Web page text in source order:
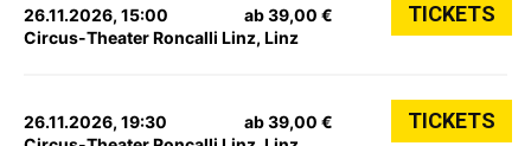
26.11.2026, 15:00
Circus-Theater Roncalli Linz, Linz
ab 39,00 € TICKETS
26.11.2026, 19:30
ab 39,00 € TICKETS